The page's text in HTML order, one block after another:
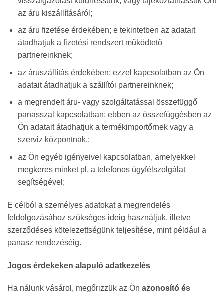
az áru kiszállításáról;
az áru fizetése érdekében; e tekintetben az adatait
átadhatjuk a fizetési rendszert működtető
partnereinknek;
az áruszállítás érdekében; ezzel kapcsolatban az Ön
adatait átadhatjuk a szállítói partnereinknek;
a megrendelt áru- vagy szolgáltatással összefüggő
panasszal kapcsolatban; ebben az összefüggésben az
Ön adatait átadhatjuk a termékimportőrnek vagy a
szerviz központnak,;
az Ön egyéb igényeivel kapcsolatban, amelyekkel
megkeres minket pl. a telefonos ügyfélszolgálat
segítségével;
E célból a személyes adatokat a megrendelés
feldolgozásához szükséges ideig használjuk, illetve
szerződéses kötelezettségünk teljesítése, mint például a
panasz rendezéséig.
Jogos érdekeken alapuló adatkezelés
Ha nálunk vásárol, megőrizzük az Ön azonosító és